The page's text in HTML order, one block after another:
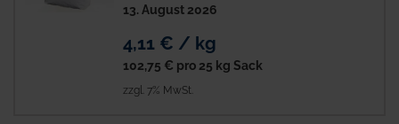
13. August 2026
4,11 € / kg
102,75 € pro 25 kg Sack
zzgl. 7% MwSt.